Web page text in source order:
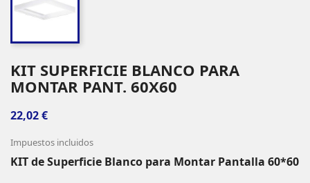
KIT SUPERFICIE BLANCO PARA
MONTAR PANT. 60X60
22,02 €
Impuestos incluidos
KIT de Superficie Blanco para Montar Pantalla 60*60